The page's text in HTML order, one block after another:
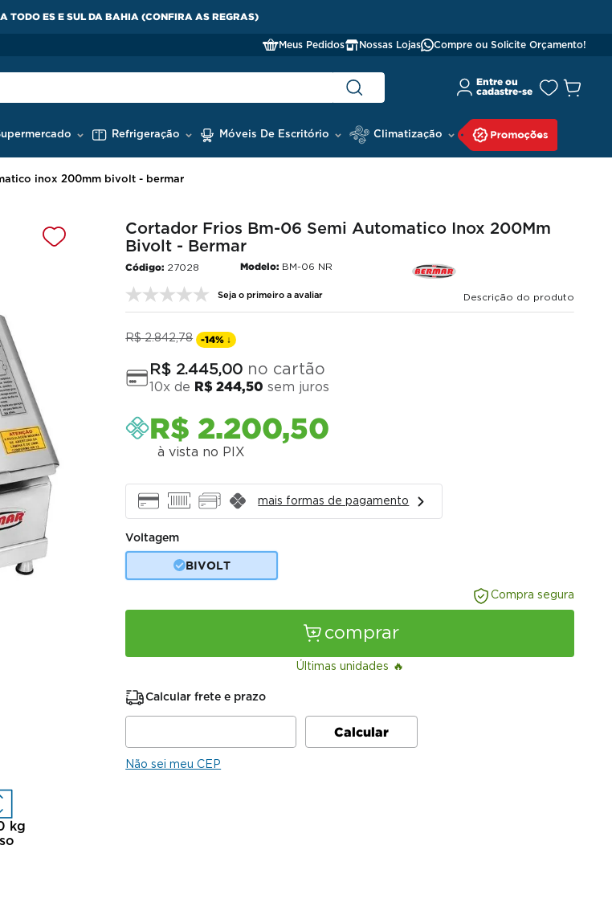
10%OFF PAGANDO NO PIX
Meus Pedidos Nossas Lojas Compre ou Solicite Orçamento!
Refrigeração Móveis De Escritório Climatização
inox 200mm bivolt - bermar
kg
Cortador Frios Bm-06 Semi Automatico Inox 200Mm
Bivolt - Bermar
27028 Modelo: BM-06 NR
Seja o primeiro a avaliar Descrição do produto
R$ 2.842,78 -14% ↓
R$ 2.445,00 no cartão
10x de R$ 244,50 sem juros
R$ 2.200,50
à vista no PIX
mais formas de pagamento
Voltagem
BIVOLT
Compra segura
comprar
Últimas unidades
Calcular frete e prazo
Não sei meu CEP